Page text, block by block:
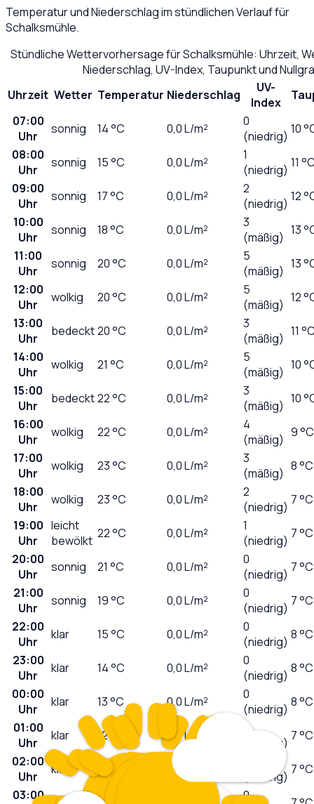
Temperatur und Niederschlag im stündlichen Verlauf für
Schalksmühle.
Stündliche Wettervorhersage fürSchalksmühle: Uhrzeit,
Niederschlag, UV-Index, Taupunkt und
Uhrzeit Wetter Temperatur Niederschlag
UV-
Index
07:00
Uhr
sonnig 14°C 0,0L/m²
0
(niedrig) 10
08:00
Uhr
sonnig 15°C 0,0L/m²
1
(niedrig) 11
09:00
Uhr
sonnig 17°C 0,0L/m²
2
(niedrig) 12
10:00
Uhr
sonnig 18°C 0,0L/m²
3
(mäßig) 13
11:00
Uhr
sonnig 20°C 0,0L/m²
5
(mäßig) 13
12:00
Uhr
wolkig 20°C 0,0L/m²
5
(mäßig) 12
13:00
Uhr
bedeckt20°C 0,0L/m²
3
(mäßig) 11
14:00
Uhr
wolkig 21 °C 0,0L/m²
5
(mäßig) 10
15:00
Uhr
bedeckt22°C 0,0L/m²
3
(mäßig) 10
16:00
Uhr
wolkig 22°C 0,0L/m²
4
(mäßig) 9 °C
17:00
Uhr
wolkig 23°C 0,0L/m²
3
(mäßig) 8 °C
18:00
Uhr
wolkig 23°C 0,0L/m²
2
(niedrig) 7 °C
19:00
Uhr
leicht
bewölkt 22°C 0,0L/m²
1
(niedrig) 7 °C
20:00
Uhr
sonnig 21 °C 0,0L/m²
0
(niedrig) 7 °C
21:00
Uhr
sonnig 19°C 0,0L/m²
0
(niedrig) 7 °C
22:00
Uhr
klar 15°C 0,0L/m²
0
(niedrig) 8 °C
23:00
Uhr
klar 14°C 0,0L/m²
0
(niedrig) 8 °C
00:00
Uhr
klar 13°C 0,0L/m²
0
(niedrig) 8 °C
01:00
Uhr
klar 12°C 0,0L/m²
0
(niedrig) 7 °C
02:00
Uhr
klar °C 0,0
(niedrig) 7 °C
03:00
0